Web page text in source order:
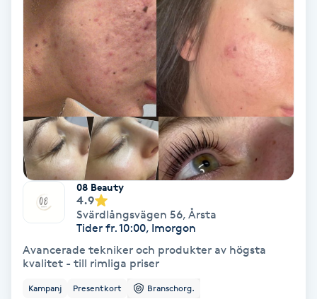
Ansiktsbehandling djuprengörande
Babylights
Balayage
Bambumassage
Barber
Barnklippning
BIAB
08 Beauty
4.9
Svärdlångsvägen 56, Årsta
Tider fr. 10:00, Imorgon
Avancerade tekniker och produkter av högsta
kvalitet - till rimliga priser
Kampanj Presentkort Branschorg.